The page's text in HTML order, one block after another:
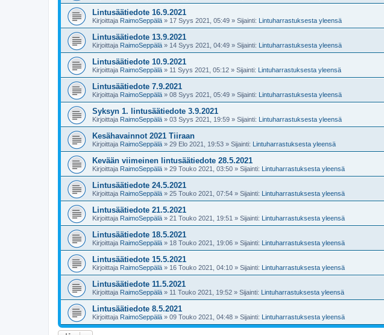
Lintusäätiedote 16.9.2021
Kirjoittaja RaimoSeppälä » 17 Syys 2021, 05:49 » Sijainti: Lintuharrastuksesta yleensä
Lintusäätiedote 13.9.2021
Kirjoittaja RaimoSeppälä » 14 Syys 2021, 04:49 » Sijainti: Lintuharrastuksesta yleensä
Lintusäätiedote 10.9.2021
Kirjoittaja RaimoSeppälä » 11 Syys 2021, 05:12 » Sijainti: Lintuharrastuksesta yleensä
Lintusäätiedote 7.9.2021
Kirjoittaja RaimoSeppälä » 08 Syys 2021, 05:49 » Sijainti: Lintuharrastuksesta yleensä
Syksyn 1. lintusäätiedote 3.9.2021
Kirjoittaja RaimoSeppälä » 03 Syys 2021, 19:59 » Sijainti: Lintuharrastuksesta yleensä
Kesähavainnot 2021 Tiiraan
Kirjoittaja RaimoSeppälä » 29 Elo 2021, 19:53 » Sijainti: Lintuharrastuksesta yleensä
Kevään viimeinen lintusäätiedote 28.5.2021
Kirjoittaja RaimoSeppälä » 29 Touko 2021, 03:50 » Sijainti: Lintuharrastuksesta yleensä
Lintusäätiedote 24.5.2021
Kirjoittaja RaimoSeppälä » 25 Touko 2021, 07:54 » Sijainti: Lintuharrastuksesta yleensä
Lintusäätiedote 21.5.2021
Kirjoittaja RaimoSeppälä » 21 Touko 2021, 19:51 » Sijainti: Lintuharrastuksesta yleensä
Lintusäätiedote 18.5.2021
Kirjoittaja RaimoSeppälä » 18 Touko 2021, 19:06 » Sijainti: Lintuharrastuksesta yleensä
Lintusäätiedote 15.5.2021
Kirjoittaja RaimoSeppälä » 16 Touko 2021, 04:10 » Sijainti: Lintuharrastuksesta yleensä
Lintusäätiedote 11.5.2021
Kirjoittaja RaimoSeppälä » 11 Touko 2021, 19:52 » Sijainti: Lintuharrastuksesta yleensä
Lintusäätiedote 8.5.2021
Kirjoittaja RaimoSeppälä » 09 Touko 2021, 04:48 » Sijainti: Lintuharrastuksesta yleensä